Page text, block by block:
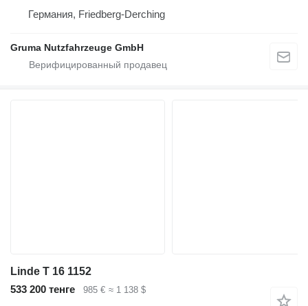
Германия, Friedberg-Derching
Gruma Nutzfahrzeuge GmbH
Linde T 16 1152
533 200 тенге
985 € ≈ 1 138 $